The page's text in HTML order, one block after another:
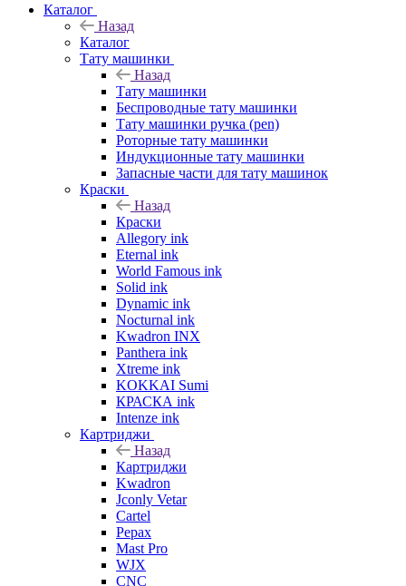
Каталог
Назад
Каталог
Тату машинки
Назад
Тату машинки
Беспроводные тату машинки
Тату машинки ручка (pen)
Роторные тату машинки
Индукционные тату машинки
Запасные части для тату машинок
Краски
Назад
Краски
Allegory ink
Eternal ink
World Famous ink
Solid ink
Dynamic ink
Nocturnal ink
Kwadron INX
Panthera ink
Xtreme ink
KOKKAI Sumi
КРАСКА ink
Intenze ink
Картриджи
Назад
Картриджи
Kwadron
Jconly Vetar
Cartel
Pepax
Mast Pro
WJX
CNC